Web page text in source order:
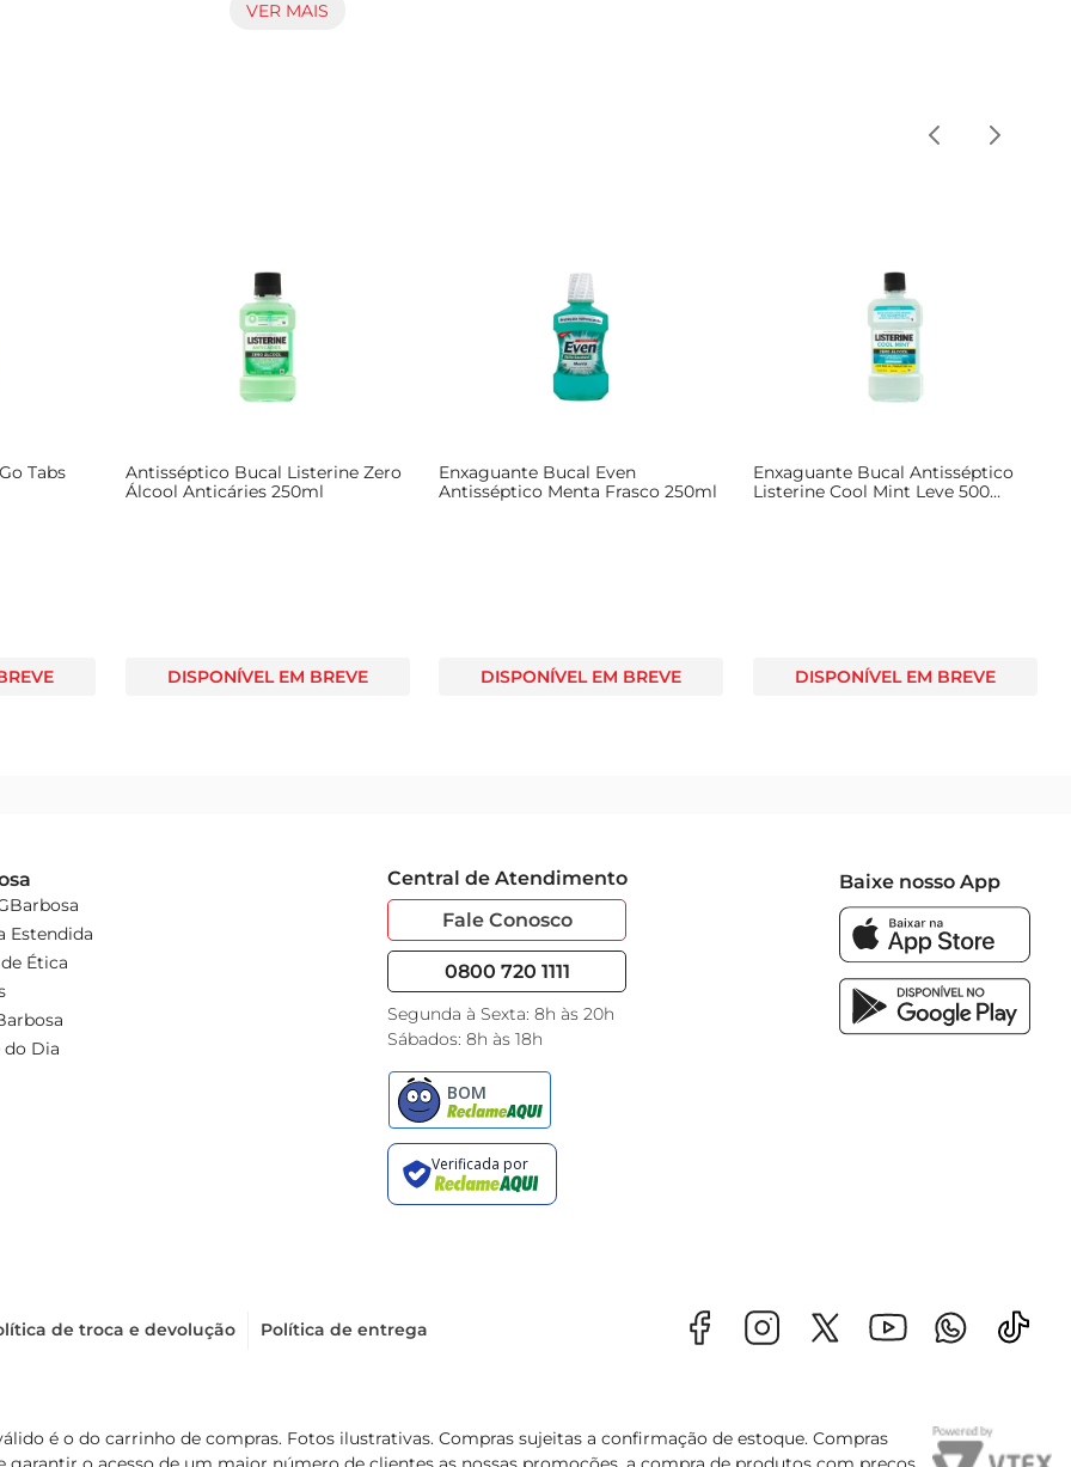
500ml, ideal para uso prolongado. Sua fórmula é livre de álcool, tornandoo uma opção mais suave para o dia a dia,
VER MAIS
Tabs
Antisséptico Bucal Listerine Zero
Álcool Anticáries 250ml
DISPONÍVEL EM BREVE
Enxaguante Bucal Even
Antisséptico Menta Frasco 250ml
DISPONÍVEL EM BREVE
Enxaguante Bucal Antisséptico
Listerine Cool Mint Leve 500
DISPONÍVEL EM BREVE
Estendida
Ética
do Dia
Central de Atendimento
Fale Conosco
0800 720 1111
Segunda à Sexta: 8h às 20h
Sábados: 8h às 18h
Baixe nosso App
de troca e devolução Política de entrega
é o do carrinho de compras. Fotos ilustrativas. Compras sujeitas a confirmação de estoque. Compras